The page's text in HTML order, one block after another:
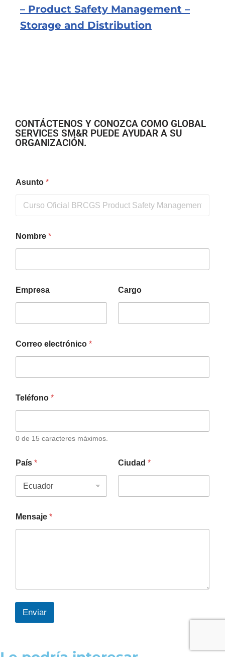
– Product Safety Management –
Storage and Distribution
CONTÁCTENOS Y CONOZCA COMO GLOBAL
SERVICES SM&R PUEDE AYUDAR A SU
ORGANIZACIÓN.
Asunto *
Nombre *
Empresa Cargo
Correo electrónico *
Teléfono *
0 de 15 caracteres máximos.
País * Ciudad *
Mensaje *
Enviar